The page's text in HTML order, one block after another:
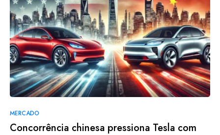
MERCADO
Concorrência chinesa pressiona Tesla com